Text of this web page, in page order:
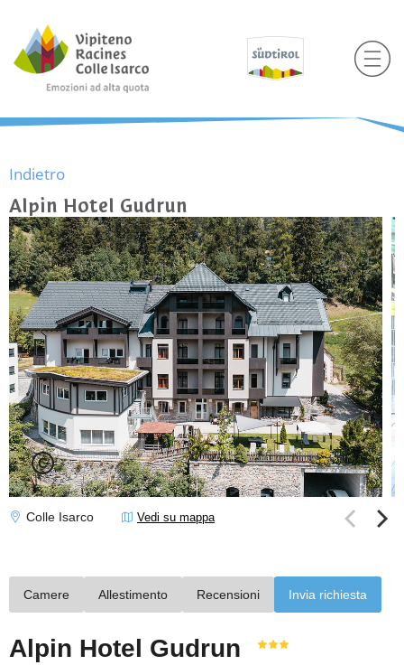
Indietro
Alpin Hotel Gudrun